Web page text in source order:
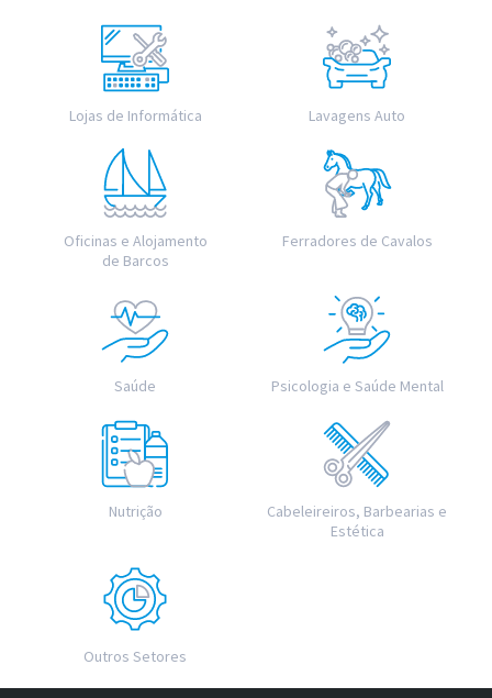
Lojas de Informática Lavagens Auto
Oficinas e Alojamento
de Barcos
Ferradores de Cavalos
Saúde Psicologia e Saúde Mental
Nutrição
Cabeleireiros, Barbearias e
Estética
Outros Setores